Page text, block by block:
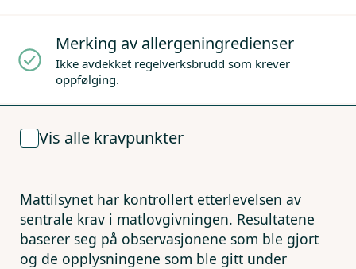
Merking av allergeningredienser
Ikke avdekket regelverksbrudd som krever
oppfølging.
Vis alle kravpunkter
Mattilsynet har kontrollert etterlevelsen av
sentrale krav i matlovgivningen. Resultatene
baserer seg på observasjonene som ble gjort
og de opplysningene som ble gitt under